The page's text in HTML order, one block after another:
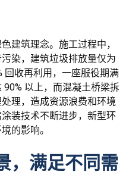
建筑理念。施工过程中，
染，建筑垃圾排放量仅为
回收再利用，一座服役期满
以上，而混凝土桥梁拆
理，造成资源浪费和环境
装技术不断进步，新型环
的影响。
，满足不同需